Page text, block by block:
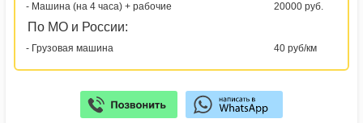
- Машина (на 4 часа) + рабочие
20000 руб.
По МО и России:
- Грузовая машина 40 руб/км